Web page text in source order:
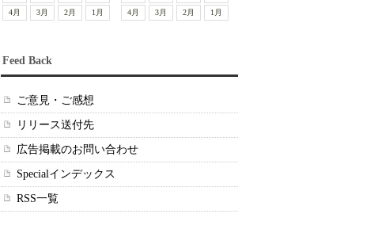
4月
3月 2月 1月
4月
3月 2月 1月
Feed Back
ご意見・ご感想
リリース送付先
広告掲載のお問い合わせ
Specialインデックス
RSS一覧